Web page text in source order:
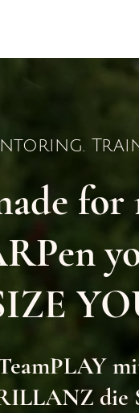
for
die